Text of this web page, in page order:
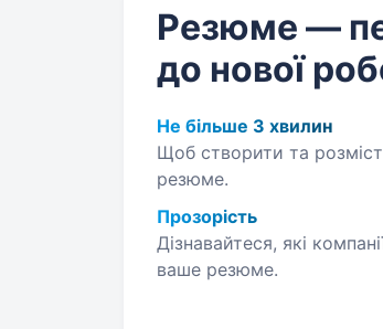
Резюме —
до нової
Не більше 3 хвилин
Щоб створити та
резюме.
Прозорість
Дізнавайтеся, які
ваше резюме.